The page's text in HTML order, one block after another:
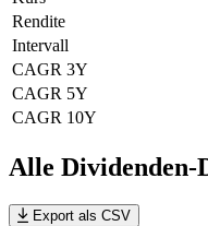
Rendite
Intervall
CAGR 3Y
CAGR 5Y
CAGR 10Y
Alle Dividenden-
Export als CSV